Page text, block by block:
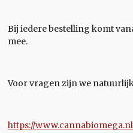
Bij iedere bestelling komt
mee.
Voor vragen zijn we
https://